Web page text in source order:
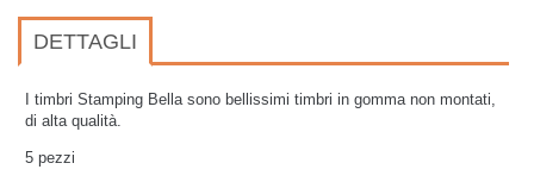
DETTAGLI
I timbri Stamping Bella sono bellissimi timbri in gomma non montati,
di alta qualità.
5 pezzi